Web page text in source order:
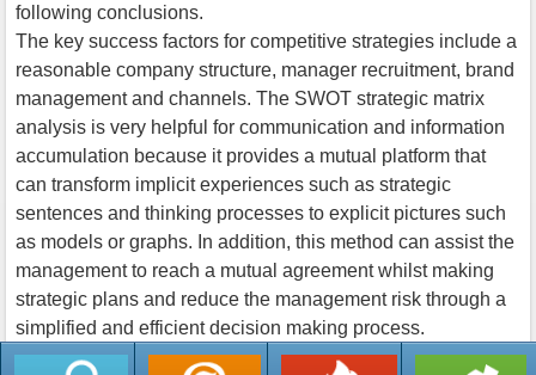
following conclusions.
The key success factors for competitive strategies include a
reasonable company structure, manager recruitment, brand
management and channels. The SWOT strategic matrix
analysis is very helpful for communication and information
accumulation because it provides a mutual platform that
can transform implicit experiences such as strategic
sentences and thinking processes to explicit pictures such
as models or graphs. In addition, this method can assist the
management to reach a mutual agreement whilst making
strategic plans and reduce the management risk through a
simplified and efficient decision making process.